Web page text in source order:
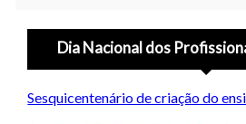
Dia Nacional dos
Sesquicentenário de criação do